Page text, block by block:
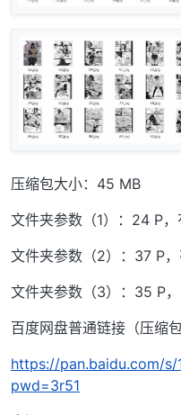
压缩包大小：45 MB
文件夹参数（1）：24 P，
文件夹参数（2）：37 P
文件夹参数（3）：35 P
百度网盘普通链接（压缩
https://pan.baidu.com/s/
pwd=3r51